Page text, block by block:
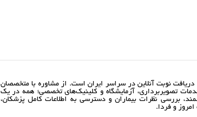
نوبت آنلاین در سراسر ایران است. از مشاوره با متخصصان
تصویربرداری، آزمایشگاه و کلینیک‌های تخصصی؛ همه در یک
بررسی نظرات بیماران و دسترسی به اطلاعات کامل پزشکان،
و فردا.